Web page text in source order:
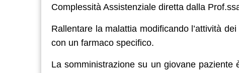
Complessità Assistenziale diretta dalla
Rallentare la malattia modificando l’attività
con un farmaco specifico.
La somministrazione su un giovane